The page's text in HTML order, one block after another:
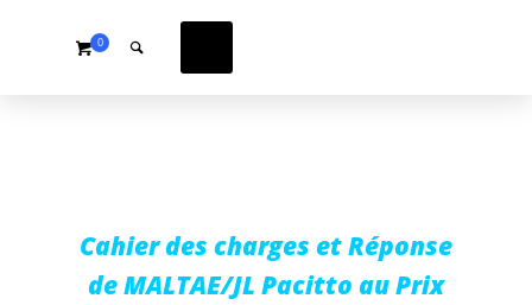
0
Cahier des charges et Réponse
de MALTAE/JL Pacitto au Prix